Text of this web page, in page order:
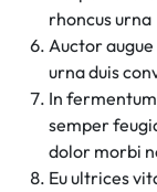
rhoncus urna
Auctor
urna duis
In
semper
dolor morbi
Eu ultrices